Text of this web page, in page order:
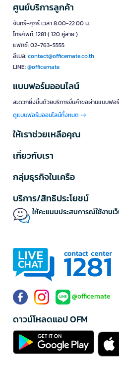
ศูนย์บริการลูกค้า
จันทร์-ศุกร์ เวลา 8.00-22.00 น.
โทรศัพท์: 1281 ( 120 คู่สาย )
แฟกซ์: 02-763-5555
อีเมล:contact@officemate.co.th
LINE:@officemate
แบบฟอร์มออนไลน์
สะดวกยิ่งขึ้นด้วยบริการยื่นคำขอผ่านแบบฟ
ดูแบบฟอร์มออนไลน์ทั้งหมด
ให้เราช่วยเหลือคุณ
เกี่ยวกับเรา
กลุ่มธุรกิจในเครือ
บริการ/สิทธิประโยชน์
ให้คะแนนประสบการณ์ใช้งานเ
@officemate
ดาวน์โหลดแอป OFM